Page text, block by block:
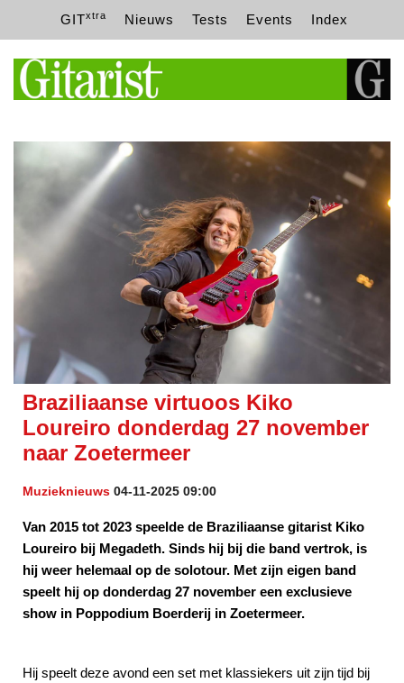
GITxtra Nieuws Tests Events Index
Braziliaanse virtuoos Kiko
Loureiro donderdag 27 november
naar Zoetermeer
Muzieknieuws 04-11-2025 09:00
Van 2015 tot 2023 speelde de Braziliaanse gitarist Kiko
Loureiro bij Megadeth. Sinds hij bij die band vertrok, is
hij weer helemaal op de solotour. Met zijn eigen band
speelt hij op donderdag 27 november een exclusieve
show in Poppodium Boerderij in Zoetermeer.
Hij speelt deze avond een set met klassiekers uit zijn tijd bij